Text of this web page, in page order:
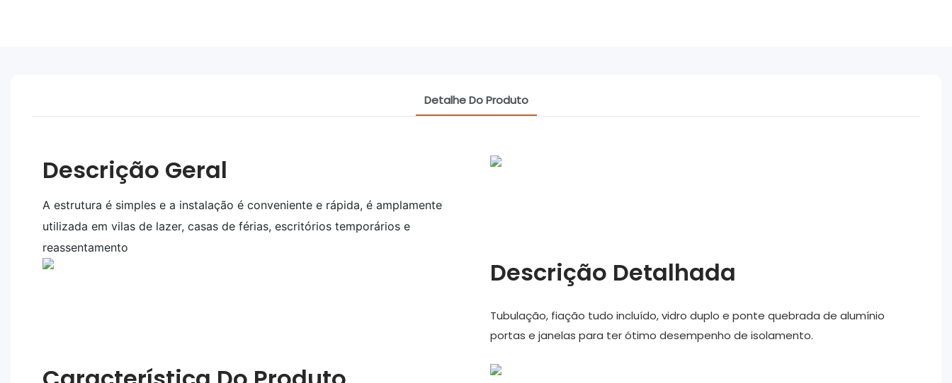
Detalhe Do Produto
Descrição Geral
A estrutura é simples e a instalação é conveniente e rápida, é amplamente
utilizada em vilas de lazer, casas de férias, escritórios temporários e
reassentamento
Descrição Detalhada
Tubulação, fiação tudo incluído, vidro duplo e ponte quebrada de alumínio
portas e janelas para ter ótimo desempenho de isolamento.